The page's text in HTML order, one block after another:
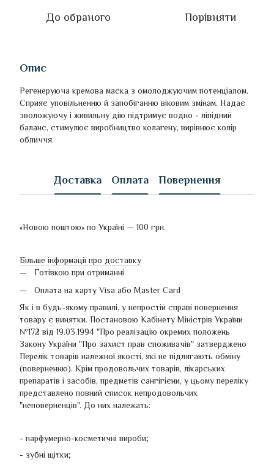
До обраного Порівняти
Опис
Регенеруюча кремова маска з омолоджуючим потенціалом.
Сприяє уповільненню й запобіганню віковим змінам. Надає
зволожуючу і живильну дію підтримує водно - ліпідний
баланс, стимулює виробництво колагену, вирівнює колір
обличчя.
Доставка Оплата Повернення
«Новою поштою» по Україні — 100 грн.
Більше інформації про доставку
Готівкою при отриманні
Оплата на карту Visa або Master Card
Як і в будь-якому правилі, у непростій справі повернення
товару є винятки. Постановою Кабінету Міністрів України
№172 від 19.03.1994 "Про реалізацію окремих положень
Закону України "Про захист прав споживачів" затверджено
Перелік товарів належної якості, які не підлягають обміну
(поверненню). Крім продовольчих товарів, лікарських
препаратів і засобів, предметів сангігієни, у цьому переліку
представлено повний список непродовольчих
"неповерненців". До них належать:
- парфумерно-косметичні вироби;
- зубні щітки;